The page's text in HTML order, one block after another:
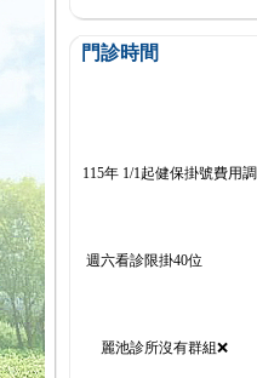
門診時間
115年 1/1起健保掛號費用
週六看診限掛40位
麗池診所沒有群組❌